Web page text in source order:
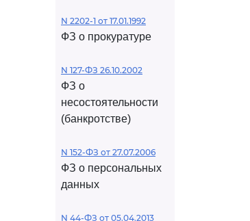
N 2202-1 от 17.01.1992
ФЗ о прокуратуре
N 127-ФЗ 26.10.2002
ФЗ о
несостоятельности
(банкротстве)
N 152-ФЗ от 27.07.2006
ФЗ о персональных
данных
N 44-ФЗ от 05.04.2013